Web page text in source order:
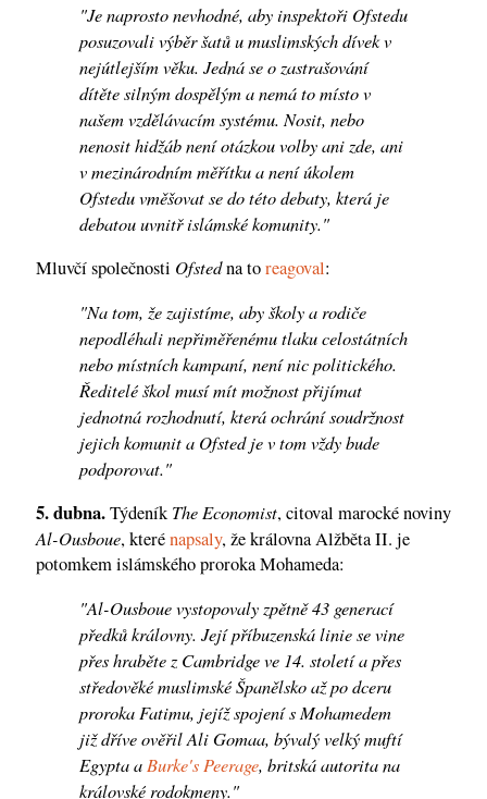
"Je naprosto nevhodné, aby inspektoři Ofstedu
posuzovali výběr šatů u muslimských dívek v
nejútlejším věku. Jedná se o zastrašování
dítěte silným dospělým a nemá to místo v
našem vzdělávacím systému. Nosit, nebo
nenosit hidžáb není otázkou volby ani zde, ani
v mezinárodním měřítku a není úkolem
Ofstedu vměšovat se do této debaty, která je
debatou uvnitř islámské komunity."
Mluvčí společnosti Ofstedna toreagoval:
"Na tom, že zajistíme, aby školy a rodiče
nepodléhali nepřiměřenému tlaku celostátních
nebo místních kampaní, není nic politického.
Ředitelé škol musí mít možnost přijímat
jednotná rozhodnutí, která ochrání soudržnost
jejich komunit a Ofsted je v tom vždy bude
podporovat."
5. dubna.Týdeník The Economist, citoval marocké noviny
Al-Ousboue, kterénapsaly, že královna Alžběta II. je
potomkem islámského proroka Mohameda:
"Al-Ousboue vystopovaly zpětně 43 generací
předků královny. Její příbuzenská linie se vine
přes hraběte z Cambridge ve 14. století a přes
středověké muslimské Španělsko až po dceru
proroka Fatimu, jejíž spojení s Mohamedem
již dříve ověřil Ali Gomaa, bývalý velký muftí
Egypta a Burke's Peerage, britská autorita na
královské rodokmeny."